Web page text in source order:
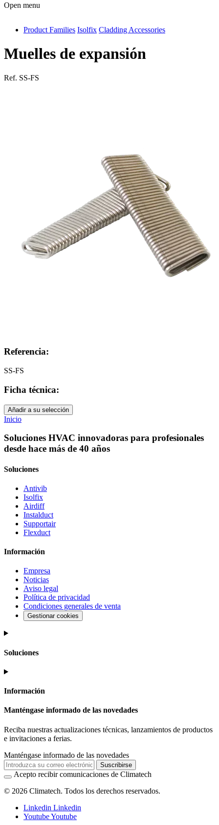
Open menu
antivib
isolfix
Product Families Isolfix Cladding Accessories
Muelles de expansión
Ref. SS-FS
Referencia:
SS-FS
Ficha técnica:
Añadir a su selección
Inicio
Soluciones HVAC innovadoras para profesionales
desde hace más de 40 años
Soluciones
Antivib
Isolfix
Airdiff
Instalduct
Supportair
Flexduct
Información
Empresa
Noticias
Aviso legal
Política de privacidad
Condiciones generales de venta
Gestionar cookies
Soluciones
Información
Manténgase informado de las novedades
Reciba nuestras actualizaciones técnicas, lanzamientos de productos
e invitaciones a ferias.
Manténgase informado de las novedades
Suscribirse
Acepto recibir comunicaciones de Climatech
© 2026 Climatech. Todos los derechos reservados.
Linkedin Linkedin
YoutubeYoutube